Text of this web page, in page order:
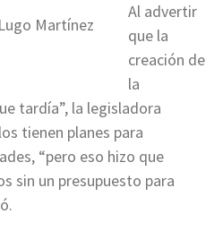
Martínez
Al advertir
que la
creación de
la
tardía”, la legisladora
tienen planes para
“pero eso hizo que
sin un presupuesto para